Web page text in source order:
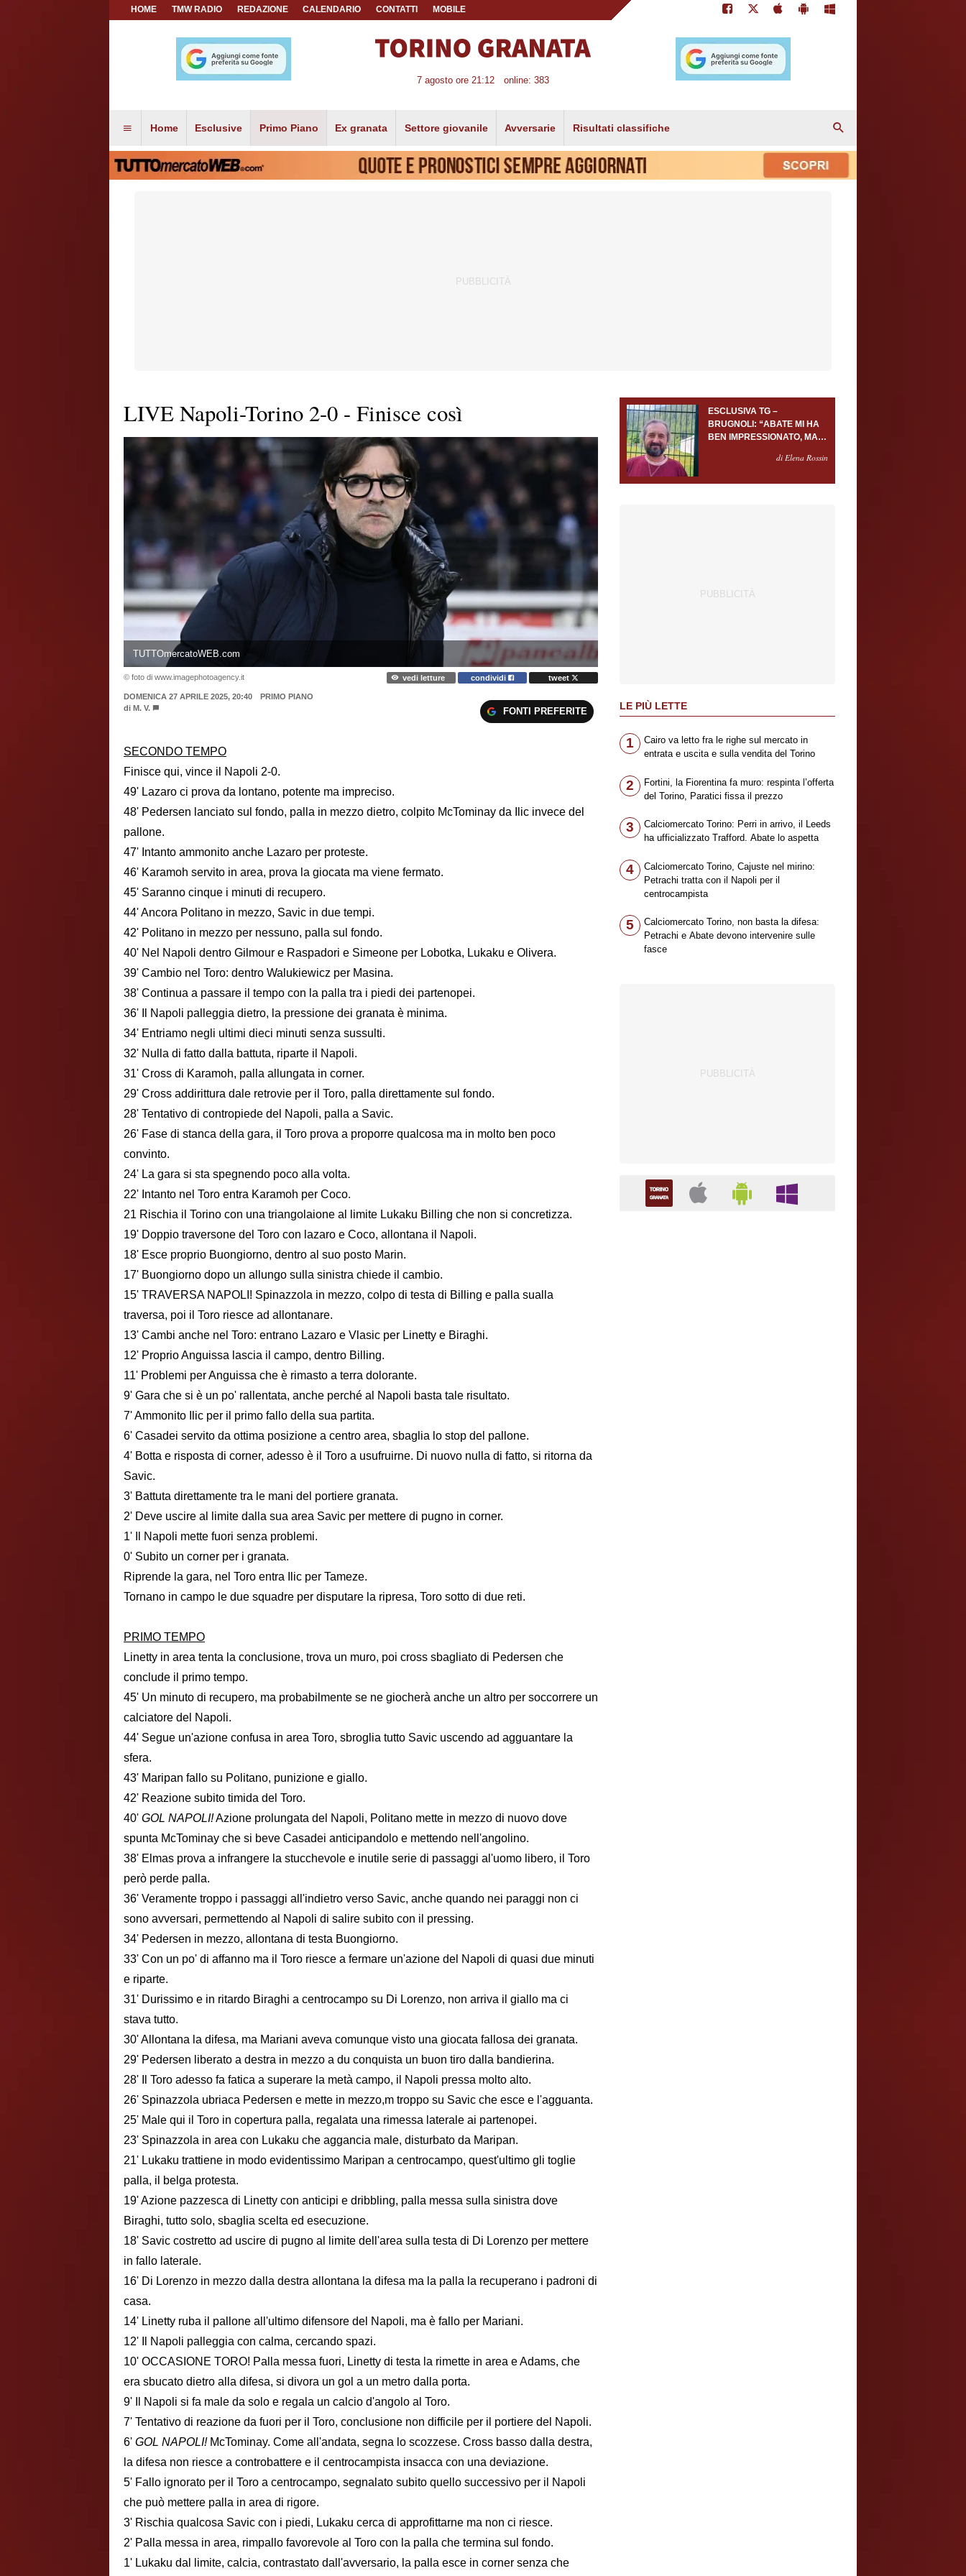
HOME TMW RADIO REDAZIONE CALENDARIO CONTATTI MOBILE
7 agosto ore 21:12 online: 383
Home Esclusive Primo Piano Ex granata Settore giovanile Avversarie Risultati classifiche
LIVE Napoli-Torino 2-0 - Finisce così
TUTTOmercatoWEB.com
© foto di www.imagephotoagency.it vedi letture condividi tweet
DOMENICA 27 APRILE 2025, 20:40
PRIMO PIANO
di M. V. FONTI PREFERITE
SECONDO TEMPO
Finisce qui, vince il Napoli 2-0.
49' Lazaro ci prova da lontano, potente ma impreciso.
48' Pedersen lanciato sul fondo, palla in mezzo dietro, colpito McTominay da Ilic invece del
pallone.
47' Intanto ammonito anche Lazaro per proteste.
46' Karamoh servito in area, prova la giocata ma viene fermato.
45' Saranno cinque i minuti di recupero.
44' Ancora Politano in mezzo, Savic in due tempi.
42' Politano in mezzo per nessuno, palla sul fondo.
40' Nel Napoli dentro Gilmour e Raspadori e Simeone per Lobotka, Lukaku e Olivera.
39' Cambio nel Toro: dentro Walukiewicz per Masina.
38' Continua a passare il tempo con la palla tra i piedi dei partenopei.
36' Il Napoli palleggia dietro, la pressione dei granata è minima.
34' Entriamo negli ultimi dieci minuti senza sussulti.
32' Nulla di fatto dalla battuta, riparte il Napoli.
31' Cross di Karamoh, palla allungata in corner.
29' Cross addirittura dale retrovie per il Toro, palla direttamente sul fondo.
28' Tentativo di contropiede del Napoli, palla a Savic.
26' Fase di stanca della gara, il Toro prova a proporre qualcosa ma in molto ben poco
convinto.
24' La gara si sta spegnendo poco alla volta.
22' Intanto nel Toro entra Karamoh per Coco.
21 Rischia il Torino con una triangolaione al limite Lukaku Billing che non si concretizza.
19' Doppio traversone del Toro con lazaro e Coco, allontana il Napoli.
18' Esce proprio Buongiorno, dentro al suo posto Marin.
17' Buongiorno dopo un allungo sulla sinistra chiede il cambio.
15' TRAVERSA NAPOLI! Spinazzola in mezzo, colpo di testa di Billing e palla sualla
traversa, poi il Toro riesce ad allontanare.
13' Cambi anche nel Toro: entrano Lazaro e Vlasic per Linetty e Biraghi.
12' Proprio Anguissa lascia il campo, dentro Billing.
11' Problemi per Anguissa che è rimasto a terra dolorante.
9' Gara che si è un po' rallentata, anche perché al Napoli basta tale risultato.
7' Ammonito Ilic per il primo fallo della sua partita.
6' Casadei servito da ottima posizione a centro area, sbaglia lo stop del pallone.
4' Botta e risposta di corner, adesso è il Toro a usufruirne. Di nuovo nulla di fatto, si ritorna da
Savic.
3' Battuta direttamente tra le mani del portiere granata.
2' Deve uscire al limite dalla sua area Savic per mettere di pugno in corner.
1' Il Napoli mette fuori senza problemi.
0' Subito un corner per i granata.
Riprende la gara, nel Toro entra Ilic per Tameze.
Tornano in campo le due squadre per disputare la ripresa, Toro sotto di due reti.
PRIMO TEMPO
Linetty in area tenta la conclusione, trova un muro, poi cross sbagliato di Pedersen che
conclude il primo tempo.
45' Un minuto di recupero, ma probabilmente se ne giocherà anche un altro per soccorrere un
calciatore del Napoli.
44' Segue un'azione confusa in area Toro, sbroglia tutto Savic uscendo ad agguantare la
sfera.
43' Maripan fallo su Politano, punizione e giallo.
42' Reazione subito timida del Toro.
40' GOL NAPOLI!Azione prolungata del Napoli, Politano mette in mezzo di nuovo dove
spunta McTominay che si beve Casadei anticipandolo e mettendo nell'angolino.
38' Elmas prova a infrangere la stucchevole e inutile serie di passaggi al'uomo libero, il Toro
però perde palla.
36' Veramente troppo i passaggi all'indietro verso Savic, anche quando nei paraggi non ci
sono avversari, permettendo al Napoli di salire subito con il pressing.
34' Pedersen in mezzo, allontana di testa Buongiorno.
33' Con un po' di affanno ma il Toro riesce a fermare un'azione del Napoli di quasi due minuti
e riparte.
31' Durissimo e in ritardo Biraghi a centrocampo su Di Lorenzo, non arriva il giallo ma ci
stava tutto.
30' Allontana la difesa, ma Mariani aveva comunque visto una giocata fallosa dei granata.
29' Pedersen liberato a destra in mezzo a du conquista un buon tiro dalla bandierina.
28' Il Toro adesso fa fatica a superare la metà campo, il Napoli pressa molto alto.
26' Spinazzola ubriaca Pedersen e mette in mezzo,m troppo su Savic che esce e l'agguanta.
25' Male qui il Toro in copertura palla, regalata una rimessa laterale ai partenopei.
23' Spinazzola in area con Lukaku che aggancia male, disturbato da Maripan.
21' Lukaku trattiene in modo evidentissimo Maripan a centrocampo, quest'ultimo gli toglie
palla, il belga protesta.
19' Azione pazzesca di Linetty con anticipi e dribbling, palla messa sulla sinistra dove
Biraghi, tutto solo, sbaglia scelta ed esecuzione.
18' Savic costretto ad uscire di pugno al limite dell'area sulla testa di Di Lorenzo per mettere
in fallo laterale.
16' Di Lorenzo in mezzo dalla destra allontana la difesa ma la palla la recuperano i padroni di
casa.
14' Linetty ruba il pallone all'ultimo difensore del Napoli, ma è fallo per Mariani.
12' Il Napoli palleggia con calma, cercando spazi.
10' OCCASIONE TORO! Palla messa fuori, Linetty di testa la rimette in area e Adams, che
era sbucato dietro alla difesa, si divora un gol a un metro dalla porta.
9' Il Napoli si fa male da solo e regala un calcio d'angolo al Toro.
7' Tentativo di reazione da fuori per il Toro, conclusione non difficile per il portiere del Napoli.
6' GOL NAPOLI! McTominay. Come all'andata, segna lo scozzese. Cross basso dalla destra,
la difesa non riesce a controbattere e il centrocampista insacca con una deviazione.
5' Fallo ignorato per il Toro a centrocampo, segnalato subito quello successivo per il Napoli
che può mettere palla in area di rigore.
3' Rischia qualcosa Savic con i piedi, Lukaku cerca di approfittarne ma non ci riesce.
2' Palla messa in area, rimpallo favorevole al Toro con la palla che termina sul fondo.
1' Lukaku dal limite, calcia, contrastato dall'avversario, la palla esce in corner senza che
ESCLUSIVA TG –
BRUGNOLI: “ABATE MI HA
BEN IMPRESSIONATO, MA
PORTIERE SERVONOdi Elena Rossin
LE PIÙ LETTE
1
Cairo va letto fra le righe sul mercato in
entrata e uscita e sulla vendita del Torino
2
Fortini, la Fiorentina fa muro: respinta l’offerta
del Torino, Paratici fissa il prezzo
3
Calciomercato Torino: Perri in arrivo, il Leeds
ha ufficializzato Trafford. Abate lo aspetta
4
Calciomercato Torino, Cajuste nel mirino:
Petrachi tratta con il Napoli per il
centrocampista
5
Calciomercato Torino, non basta la difesa:
Petrachi e Abate devono intervenire sulle
fasce